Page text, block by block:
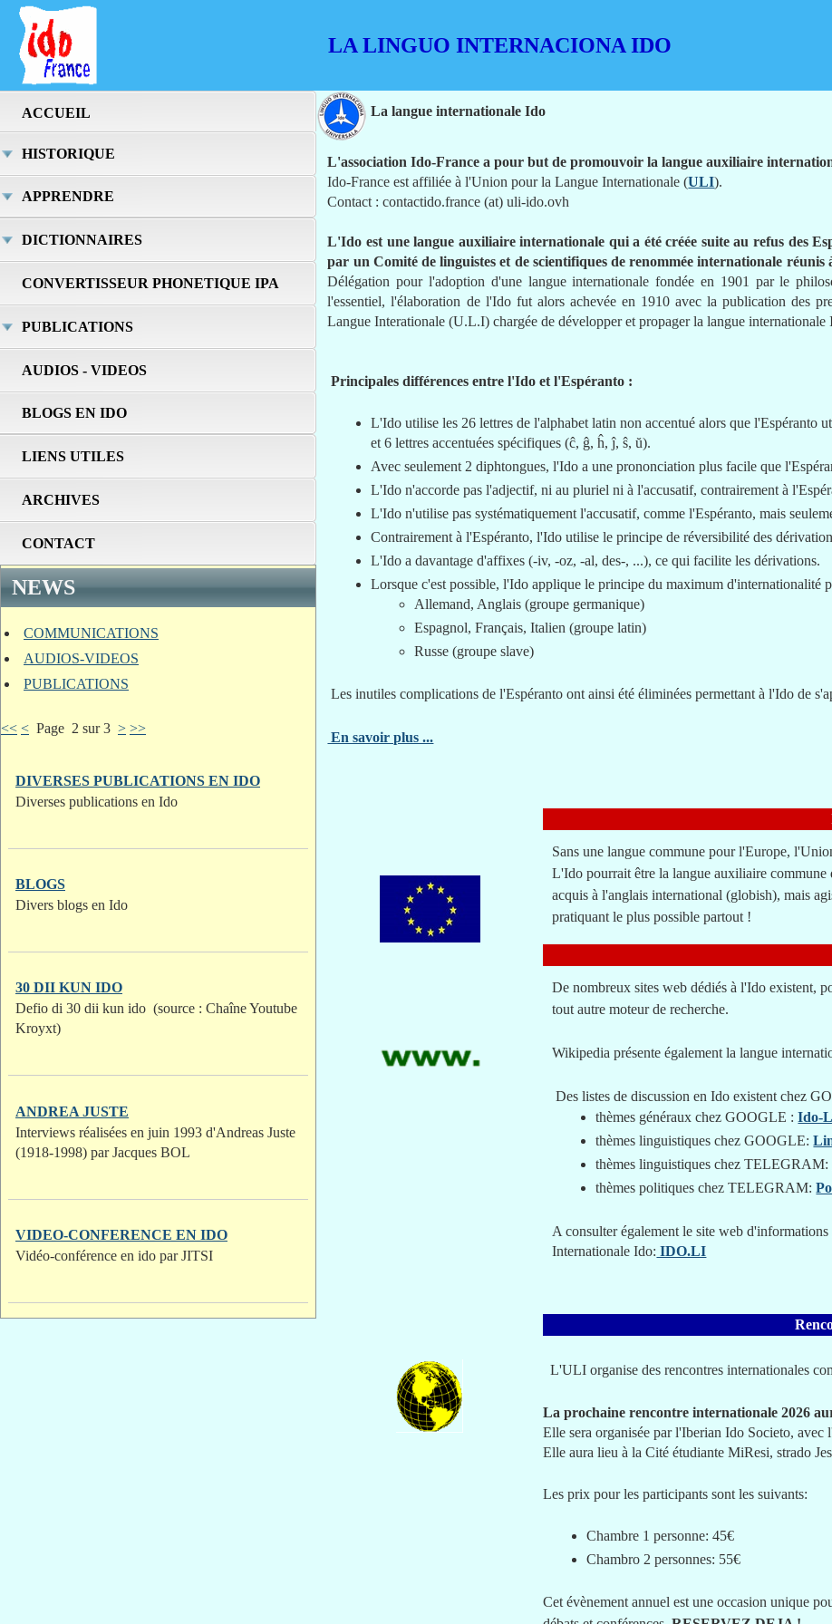
LA LINGUO INTERNACIONA IDO
ACCUEIL
HISTORIQUE
APPRENDRE
DICTIONNAIRES
CONVERTISSEUR PHONETIQUE IPA
PUBLICATIONS
AUDIOS - VIDEOS
BLOGS EN IDO
LIENS UTILES
ARCHIVES
CONTACT
NEWS
COMMUNICATIONS
AUDIOS-VIDEOS
PUBLICATIONS
<< < Page 2 sur 3 > >>
DIVERSES PUBLICATIONS EN IDO
Diverses publications en Ido
BLOGS
Divers blogs en Ido
30 DII KUN IDO
Defio di 30 dii kun ido (source : Chaîne Youtube
Kroyxt)
ANDREA JUSTE
Interviews réalisées en juin 1993 d'Andreas Juste
(1918-1998) par Jacques BOL
VIDEO-CONFERENCE EN IDO
Vidéo-conférence en ido par JITSI
La langue internationale Ido
L'association Ido-France a pour but de promouvoir la langue auxiliaire
Ido-France est affiliée à l'Union pour la Langue Internationale (ULI).
Contact : contactido.france (at) uli-ido.ovh
L'Ido est une langue auxiliaire internationale qui a été créée suite au refus des
par un Comité de linguistes et de scientifiques de renommée internationale réunis
Délégation pour l'adoption d'une langue internationale fondée en 1901 par le
l'essentiel, l'élaboration de l'Ido fut alors achevée en 1910 avec la publication des
Langue Interationale (U.L.I) chargée de développer et propager la langue internationale
Principales différences entre l'Ido et l'Espéranto :
L'Ido utilise les 26 lettres de l'alphabet latin non accentué alors que l'Espéranto
et 6 lettres accentuées spécifiques (ĉ, ĝ, ĥ, ĵ, ŝ, ŭ).
Avec seulement 2 diphtongues, l'Ido a une prononciation plus facile que
L'Ido n'accorde pas l'adjectif, ni au pluriel ni à l'accusatif, contrairement à
L'Ido n'utilise pas systématiquement l'accusatif, comme l'Espéranto, mais
Contrairement à l'Espéranto, l'Ido utilise le principe de réversibilité des
L'Ido a davantage d'affixes (-iv, -oz, -al, des-, ...), ce qui facilite les dérivations.
Lorsque c'est possible, l'Ido applique le principe du maximum d'internationalité
Allemand, Anglais (groupe germanique)
Espagnol, Français, Italien (groupe latin)
Russe (groupe slave)
Les inutiles complications de l'Espéranto ont ainsi été éliminées permettant à l'Ido de
En savoir plus ...
Sans une langue commune pour l'Europe,
L'Ido pourrait être la langue auxiliaire commune
acquis à l'anglais international (globish), mais
pratiquant le plus possible partout !
De nombreux sites web dédiés à l'Ido existent,
tout autre moteur de recherche.
Wikipedia présente également la langue
Des listes de discussion en Ido existent chez
thèmes généraux chez GOOGLE :Ido-
thèmes linguistiques chez GOOGLE:
thèmes linguistiques chez TELEGRAM:
thèmes politiques chez TELEGRAM:
A consulter également le site web
Internationale Ido: IDO.LI
L'ULI organise des rencontres internationales
La prochaine rencontre internationale 2026
Elle sera organisée par l'Iberian Ido Societo,
Elle aura lieu à la Cité étudiante MiResi, strado
Les prix pour les participants sont les suivants:
Chambre 1 personne: 45€
Chambro 2 personnes: 55€
Cet évènement annuel est une occasion unique